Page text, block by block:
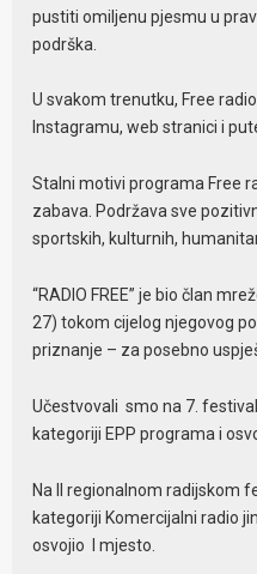
pustiti omiljenu pjesmu u
podrška.
U svakom trenutku, Free
Instagramu, web stranici i
Stalni motivi programa Free
zabava. Podržava sve
sportskih, kulturnih,
“RADIO FREE” je bio član
27) tokom cijelog njegovog
priznanje – za posebno
Učestvovali smo na 7.
kategoriji EPP programa i
Na II regionalnom radijskom
kategoriji Komercijalni radio
osvojio I mjesto.